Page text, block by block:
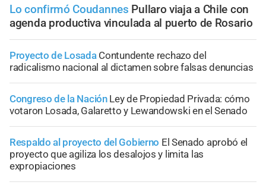
Lo confirmó Coudannes Pullaro viaja a Chile con
agenda productiva vinculada al puerto de Rosario
Proyecto de Losada Contundente rechazo del
radicalismo nacional al dictamen sobre falsas denuncias
Congreso de la Nación Ley de Propiedad Privada: cómo
votaron Losada, Galaretto y Lewandowski en el Senado
Respaldo al proyecto del Gobierno El Senado aprobó el
proyecto que agiliza los desalojos y limita las
expropiaciones